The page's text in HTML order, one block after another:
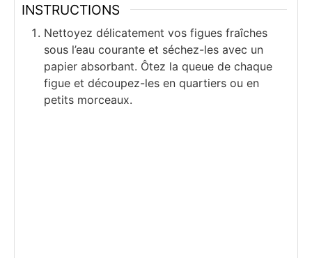
INSTRUCTIONS
Nettoyez délicatement vos figues fraîches
sous l’eau courante et séchez-les avec un
papier absorbant. Ôtez la queue de chaque
figue et découpez-les en quartiers ou en
petits morceaux.